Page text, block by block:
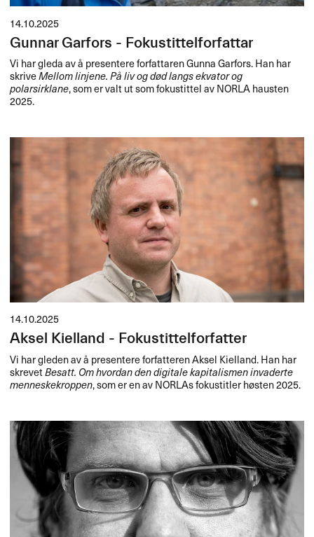
14.10.2025
Gunnar Garfors - Fokustittelforfattar
Vi har gleda av å presentere forfattaren Gunna Garfors. Han har
skriveMellom linjene. På liv og død langs ekvator og
polarsirklane, som er valt ut som fokustittel avNORLAhausten
2025.
14.10.2025
Aksel Kielland - Fokustittelforfatter
Vi har gleden av å presentere forfatteren Aksel Kielland. Han har
skrevetBesatt. Om hvordan den digitale kapitalismen invaderte
menneskekroppen, som er en av NORLAs fokustitler høsten 2025.